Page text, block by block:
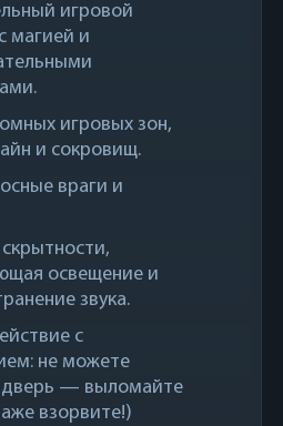
игровой
магией и
игровых зон,
и сокровищ.
враги и
освещение и
звука.
с
не можете
дверь — выломайте
взорвите!)